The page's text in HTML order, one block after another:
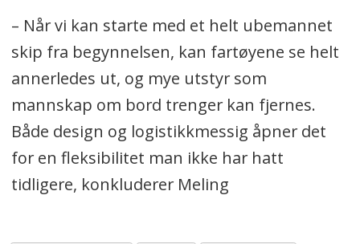
– Når vi kan starte med et helt ubemannet
skip fra begynnelsen, kan fartøyene se helt
annerledes ut, og mye utstyr som
mannskap om bord trenger kan fjernes.
Både design og logistikkmessig åpner det
for en fleksibilitet man ikke har hatt
tidligere, konkluderer Meling